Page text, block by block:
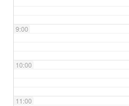
9:00
10:00
11:00